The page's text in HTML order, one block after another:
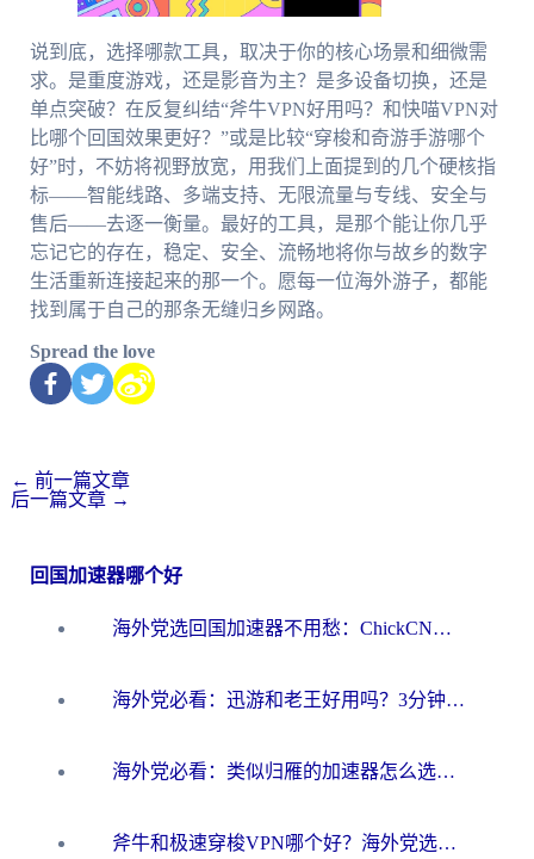
说到底，选择哪款工具，取决于你的核心场景和细微需
求。是重度游戏，还是影音为主？是多设备切换，还是
单点突破？在反复纠结“斧牛VPN好用吗？和快喵VPN对
比哪个回国效果更好？”或是比较“穿梭和奇游手游哪个
好”时，不妨将视野放宽，用我们上面提到的几个硬核指
标——智能线路、多端支持、无限流量与专线、安全与
售后——去逐一衡量。最好的工具，是那个能让你几乎
忘记它的存在，稳定、安全、流畅地将你与故乡的数字
生活重新连接起来的那一个。愿每一位海外游子，都能
找到属于自己的那条无缝归乡网路。
Spread the love
← 前一篇文章
后一篇文章 →
回国加速器哪个好
海外党选回国加速器不用愁：ChickCN和洞见哪个好？一篇搞定所有疑问
海外党必看：迅游和老王好用吗？3分钟选对加速国内网络的加速器
海外党必看：类似归雁的加速器怎么选？一篇搞定无缝访问国内资源
斧牛和极速穿梭VPN哪个好？海外党选回国加速器必看的真实对比与避坑指南